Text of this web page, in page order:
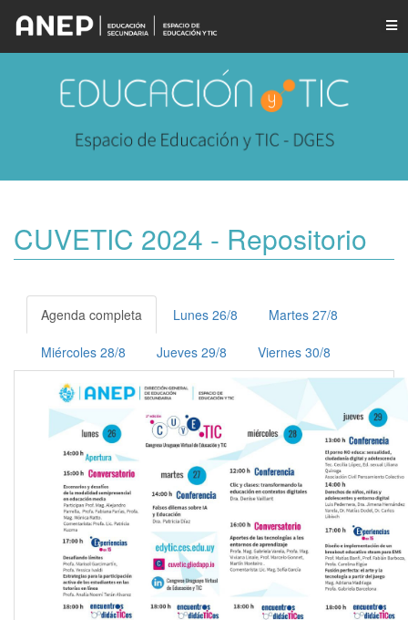
CUVETIC 2024 - Repositorio
Agenda completa Lunes 26/8 Martes 27/8
Miércoles 28/8 Jueves 29/8 Viernes 30/8